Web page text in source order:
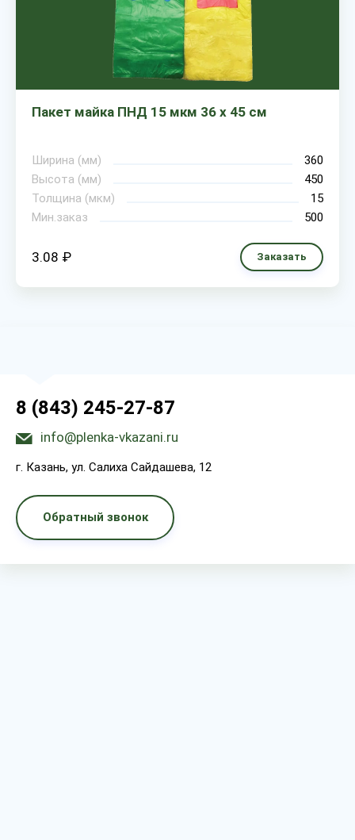
Пакет майка ПНД 15 мкм 36 х 45 см
Ширина (мм)
360
Высота (мм)
450
Толщина (мкм)
15
Мин.заказ
500
3.08 ₽ Заказать
8 (843) 245-27-87
info@plenka-vkazani.ru
г. Казань, ул. Салиха Сайдашева, 12
Обратный звонок